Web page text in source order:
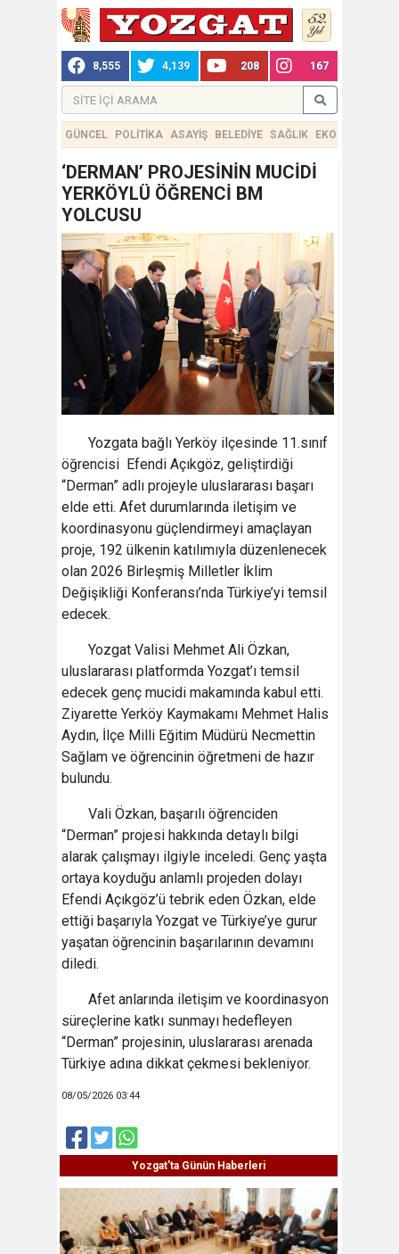
8,555 4,139 208 167
GÜNCEL POLİTİKA ASAYİŞ BELEDİYE SAĞLIK EKONOMİ
‘DERMAN’ PROJESİNİN MUCİDİ
YERKÖYLÜ ÖĞRENCİ BM
YOLCUSU
Yozgata bağlı Yerköy ilçesinde 11.sınıf
öğrencisi Efendi Açıkgöz, geliştirdiği
“Derman” adlı projeyle uluslararası başarı
elde etti. Afet durumlarında iletişim ve
koordinasyonu güçlendirmeyi amaçlayan
proje, 192 ülkenin katılımıyla düzenlenecek
olan 2026 Birleşmiş Milletler İklim
Değişikliği Konferansı’nda Türkiye’yi temsil
edecek.
Yozgat Valisi Mehmet Ali Özkan,
uluslararası platformda Yozgat’ı temsil
edecek genç mucidi makamında kabul etti.
Ziyarette Yerköy Kaymakamı Mehmet Halis
Aydın, İlçe Milli Eğitim Müdürü Necmettin
Sağlam ve öğrencinin öğretmeni de hazır
bulundu.
Vali Özkan, başarılı öğrenciden
“Derman” projesi hakkında detaylı bilgi
alarak çalışmayı ilgiyle inceledi. Genç yaşta
ortaya koyduğu anlamlı projeden dolayı
Efendi Açıkgöz’ü tebrik eden Özkan, elde
ettiği başarıyla Yozgat ve Türkiye’ye gurur
yaşatan öğrencinin başarılarının devamını
diledi.
Afet anlarında iletişim ve koordinasyon
süreçlerine katkı sunmayı hedefleyen
“Derman” projesinin, uluslararası arenada
Türkiye adına dikkat çekmesi bekleniyor.
08/05/2026 03:44
Yozgat'ta Günün Haberleri